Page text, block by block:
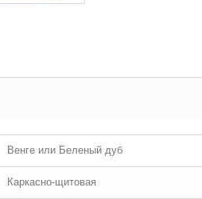
Венге или Беленый дуб
Каркасно-щитовая